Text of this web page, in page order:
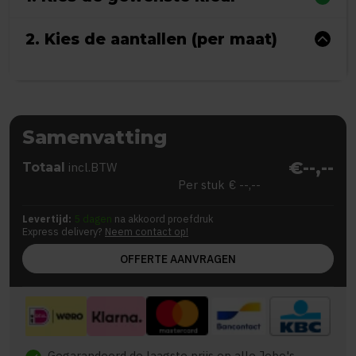
2. Kies de aantallen (per maat)
Samenvatting
Totaal incl.BTW €--,--
Per stuk € --,--
Levertijd: 5 dagen na akkoord proefdruk
Express delivery? Neem contact op!
OFFERTE AANVRAGEN